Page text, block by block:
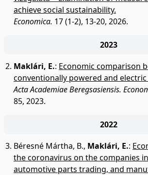
achieve social sustainability.
Economica. 17 (1-2), 13-20, 2026.
2023
Maklári, E.: Economic comparison
conventionally powered and electric
Acta Academiae Beregsasiensis.
85, 2023.
2022
Béresné Mártha, B., Maklári, E.:
the coronavirus on the companies
automotive parts trading, and